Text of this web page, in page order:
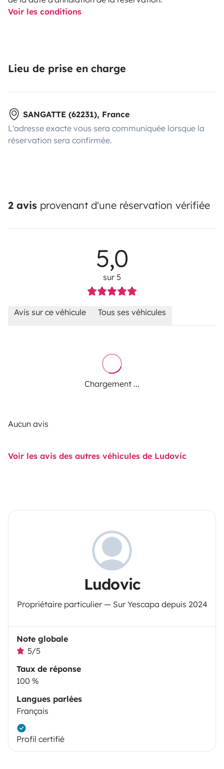
Voir les conditions
Lieu de prise en charge
SANGATTE (62231), France
L'adresse exacte vous sera communiquée lorsque la
réservation sera confirmée.
2 avis provenant d'une réservation vérifiée
5,0
sur 5
Avis sur ce véhicule Tous ses véhicules
Chargement ...
Aucun avis
Voir les avis des autres véhicules de Ludovic
Ludovic
Propriétaire particulier — Sur Yescapa depuis 2024
Note globale
5/5
Taux de réponse
100 %
Langues parlées
Français
Profil certifié